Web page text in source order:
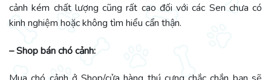
cảnh kém chất lượng cũng rất cao đối với các Sen chưa có
kinh nghiệm hoặc không tìm hiểu cẩn thận.
– Shop bán chó cảnh: